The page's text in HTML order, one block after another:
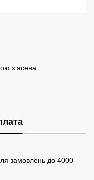
з ясена
замовлень до 4000